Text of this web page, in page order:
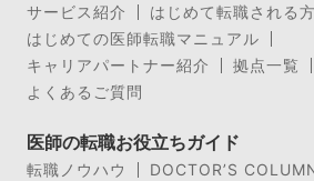
サービス紹介
はじめて転職される
はじめての医師転職マニュアル
キャリアパートナー紹介
拠点一覧
よくあるご質問
医師の転職お役立ちガイド
転職ノウハウ
DOCTOR’S